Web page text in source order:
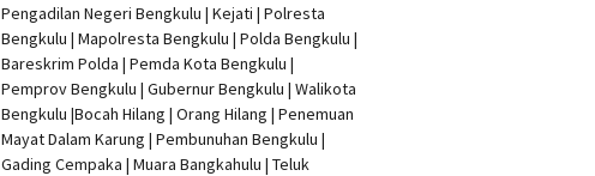
Pengadilan Negeri Bengkulu | Kejati |Polresta
Bengkulu |Mapolresta Bengkulu | Polda Bengkulu |
Bareskrim Polda | Pemda Kota Bengkulu |
Pemprov Bengkulu |Gubernur Bengkulu | Walikota
Bengkulu |Bocah Hilang | Orang Hilang |Penemuan
Mayat Dalam Karung |Pembunuhan Bengkulu |
Gading Cempaka | Muara Bangkahulu | Teluk